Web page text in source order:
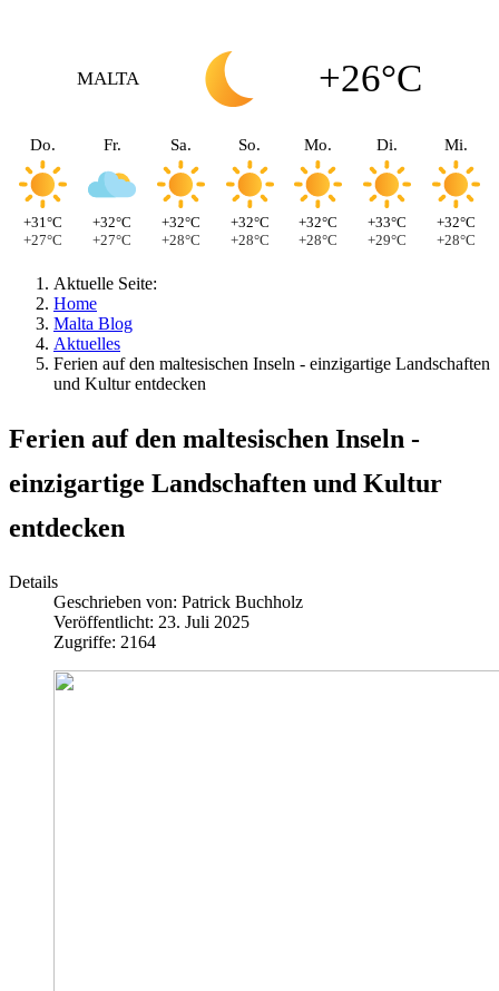
MALTA +26°C
Do.
+31°C
+27°C
Fr.
+32°C
+27°C
Sa.
+32°C
+28°C
So.
+32°C
+28°C
Mo.
+32°C
+28°C
Di.
+33°C
+29°C
Mi.
+32°C
+28°C
Aktuelle Seite:
Home
Malta Blog
Aktuelles
Ferien auf den maltesischen Inseln - einzigartige Landschaften
und Kultur entdecken
Ferien auf den maltesischen Inseln -
einzigartige Landschaften und Kultur
entdecken
Details
Geschrieben von: Patrick Buchholz
Veröffentlicht: 23. Juli 2025
Zugriffe: 2164